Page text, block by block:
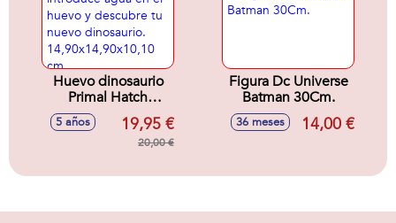
Huevo dinosaurio
Primal Hatch
hibrido. Con la
jeringuilla
introduce agua en
descubre tu nuevo
14,90x14,90x10,10
5 años 19,95 €
20,00 €
Figura Dc Universe
Batman 30Cm.
36 meses 14,00 €